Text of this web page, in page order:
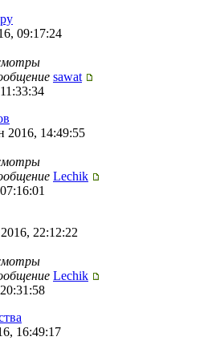
09:17:24
sawat
2016, 14:49:55
Lechik
22:12:22
Lechik
16:49:17